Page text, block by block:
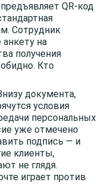
QR-код
Сотрудник
анкету на
получения
Кто
документа,
условия
персональных
уже отмечено
подпись — и
клиенты,
не глядя.
играет против